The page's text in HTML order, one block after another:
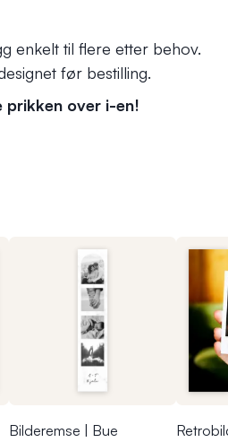
enkelt til flere etter behov.
før bestilling.
prikken over i-en!
Bilderemse | Bue